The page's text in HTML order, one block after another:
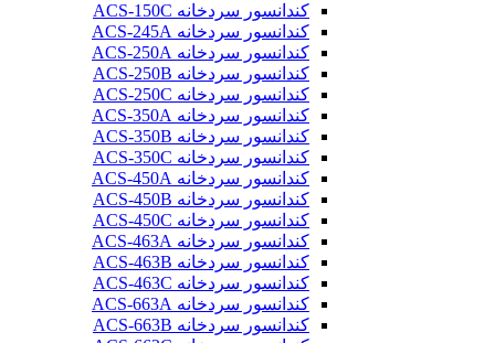
کندانسور سردخانه ACS-150C
کندانسور سردخانه ACS-245A
کندانسور سردخانه ACS-250A
کندانسور سردخانه ACS-250B
کندانسور سردخانه ACS-250C
کندانسور سردخانه ACS-350A
کندانسور سردخانه ACS-350B
کندانسور سردخانه ACS-350C
کندانسور سردخانه ACS-450A
کندانسور سردخانه ACS-450B
کندانسور سردخانه ACS-450C
کندانسور سردخانه ACS-463A
کندانسور سردخانه ACS-463B
کندانسور سردخانه ACS-463C
کندانسور سردخانه ACS-663A
کندانسور سردخانه ACS-663B